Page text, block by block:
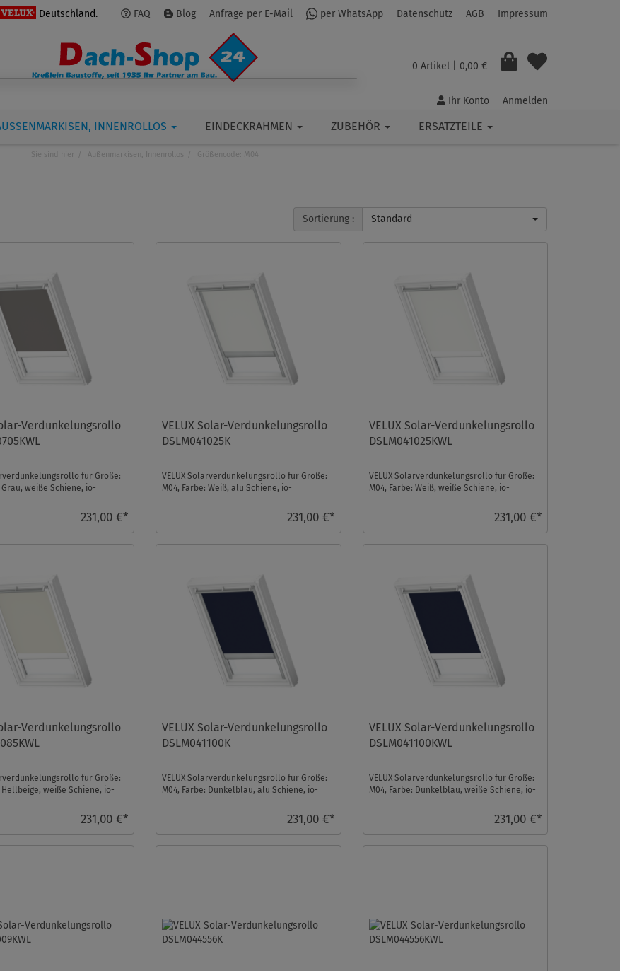
Deutschland. FAQ Blog Anfrage per E-Mail per WhatsApp Datenschutz AGB Impressum
0 Artikel | 0,00 €
Ihr Konto Anmelden
INNENROLLOS EINDECKRAHMEN ZUBEHÖR ERSATZTEILE
Sie sind hier Außenmarkisen, Innenrollos Größencode: M04
Sortierung : Standard
Verdunkelungsrollo
für Größe:
Grau, weiße Schiene, io-
231,00 €*
VELUX Solar-Verdunkelungsrollo
DSLM041025K
VELUX Solarverdunkelungsrollo für Größe:
M04, Farbe: Weiß, alu Schiene, io-
231,00 €*
VELUX Solar-Verdunkelungsrollo
DSLM041025KWL
VELUX Solarverdunkelungsrollo für Größe:
M04, Farbe: Weiß, weiße Schiene, io-
231,00 €*
Verdunkelungsrollo
für Größe:
Hellbeige, weiße Schiene, io-
231,00 €*
VELUX Solar-Verdunkelungsrollo
DSLM041100K
VELUX Solarverdunkelungsrollo für Größe:
M04, Farbe: Dunkelblau, alu Schiene, io-
231,00 €*
VELUX Solar-Verdunkelungsrollo
DSLM041100KWL
VELUX Solarverdunkelungsrollo für Größe:
M04, Farbe: Dunkelblau, weiße Schiene, io-
231,00 €*